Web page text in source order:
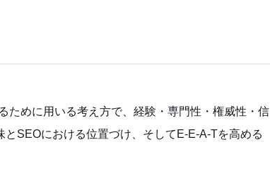
ために用いる考え方で、経験・専門性・権威性・信
SEOにおける位置づけ、そしてE-E-A-Tを高める